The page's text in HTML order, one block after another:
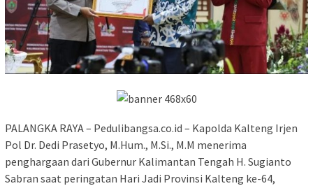
PALANGKA RAYA – Pedulibangsa.co.id – Kapolda Kalteng Irjen
Pol Dr. Dedi Prasetyo, M.Hum., M.Si., M.M menerima
penghargaan dari Gubernur Kalimantan Tengah H. Sugianto
Sabran saat peringatan Hari Jadi Provinsi Kalteng ke-64,